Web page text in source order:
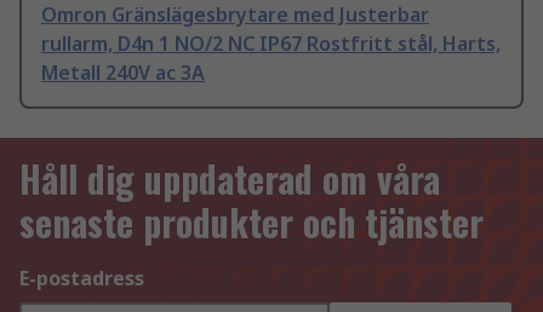
Omron Gränslägesbrytare med Justerbar
rullarm, D4n 1 NO/2 NC IP67 Rostfritt stål, Harts,
Metall 240V ac 3A
Håll dig uppdaterad om våra
senaste produkter och tjänster
E-postadress